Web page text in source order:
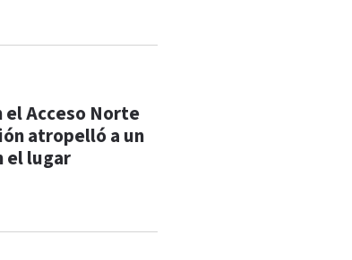
el Acceso Norte
atropelló a un
el lugar